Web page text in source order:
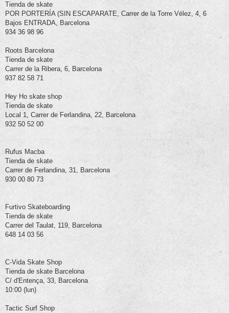
Tienda de skate
POR PORTERÍA (SIN ESCAPARATE, Carrer de la Torre Vélez, 4, 6
Bajos ENTRADA, Barcelona
934 36 98 96
Roots Barcelona
Tienda de skate
Carrer de la Ribera, 6, Barcelona
937 82 58 71
Hey Ho skate shop
Tienda de skate
Local 1, Carrer de Ferlandina, 22, Barcelona
932 50 52 00
Rufus Macba
Tienda de skate
Carrer de Ferlandina, 31, Barcelona
930 00 80 73
Furtivo Skateboarding
Tienda de skate
Carrer del Taulat, 119, Barcelona
648 14 03 56
C-Vida Skate Shop
Tienda de skate Barcelona
C/ d'Entença, 33, Barcelona
10:00 (lun)
Tactic Surf Shop